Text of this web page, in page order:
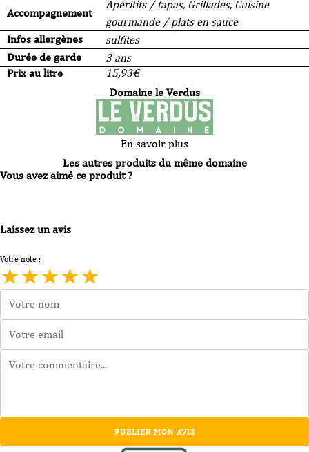
Accompagnement
Apéritifs / tapas, Grillades, Cuisine
gourmande / plats en sauce
Infos allergènes
sulfites
Durée de garde
3 ans
Prix au litre
15,93€
Domaine le Verdus
En savoir plus
Les autres produits du même domaine
Vous avez aimé ce produit ?
Laissez un avis
Votre note :
★★★★★
PUBLIER MON AVIS